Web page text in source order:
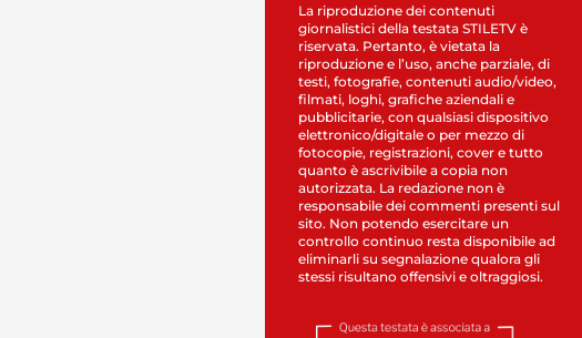
La riproduzione dei contenuti
giornalistici della testata STILETV è
riservata. Pertanto, è vietata la
riproduzione e l’uso, anche parziale, di
testi, fotografie, contenuti audio/video,
filmati, loghi, grafiche aziendali e
pubblicitarie, con qualsiasi dispositivo
elettronico/digitale o per mezzo di
fotocopie, registrazioni, cover e tutto
quanto è ascrivibile a copia non
autorizzata. La redazione non è
responsabile dei commenti presenti sul
sito. Non potendo esercitare un
controllo continuo resta disponibile ad
eliminarli su segnalazione qualora gli
stessi risultano offensivi e oltraggiosi.